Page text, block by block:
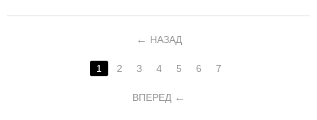
НАЗАД
1 2 3 4 5 6 7
ВПЕРЕД